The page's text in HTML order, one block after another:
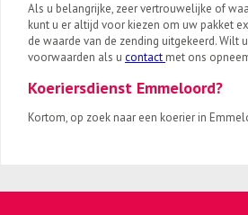
Als u belangrijke, zeer vertrouwelijke of
kunt u er altijd voor kiezen om uw pakket
de waarde van de zending uitgekeerd. Wilt
voorwaarden als u contact met ons
Koeriersdienst Emmeloord?
Kortom, op zoek naar een koerier in